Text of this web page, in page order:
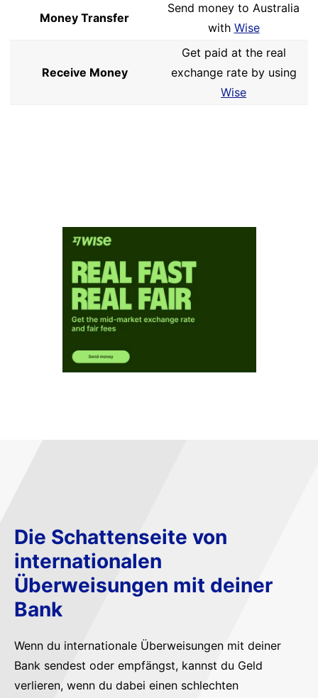
Money Transfer
Send money to Australia
with Wise
Receive Money
Get paid at the real
exchange rate by using
Wise
Die Schattenseite von
internationalen
Überweisungen mit deiner
Bank
Wenn du internationale Überweisungen mit deiner
Bank sendest oder empfängst, kannst du Geld
verlieren, wenn du dabei einen schlechten